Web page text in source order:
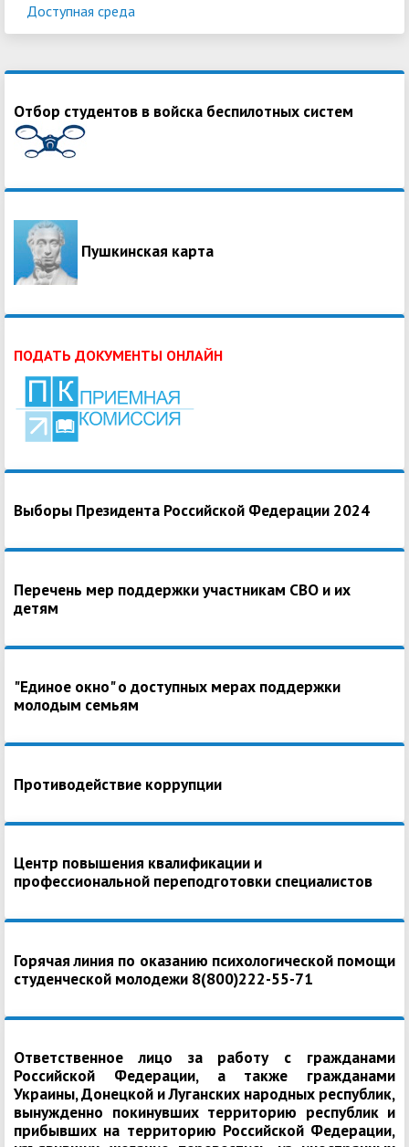
Доступная среда
Отбор студентов в войска беспилотных систем
Пушкинская карта
ПОДАТЬ ДОКУМЕНТЫ ОНЛАЙН
Выборы Президента Российской Федерации 2024
Перечень мер поддержки участникам СВО и их
детям
"Единое окно" о доступных мерах поддержки
молодым семьям
Противодействие коррупции
Центр повышения квалификации и
профессиональной переподготовки специалистов
Горячая линия по оказанию психологической помощи
студенческой молодежи 8(800)222-55-71
Ответственное лицо за работу с гражданами
Российской Федерации, а также гражданами
Украины, Донецкой и Луганских народных республик,
вынужденно покинувших территорию республик и
прибывших на территорию Российской Федерации,